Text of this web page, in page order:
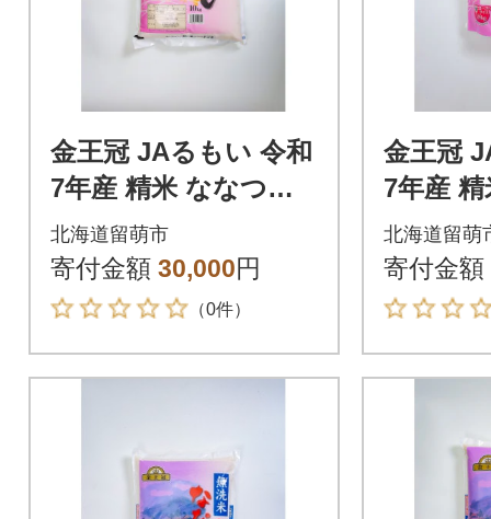
金王冠 JAるもい 令和
7年産 精米 ななつぼ
し 10kg 特A 白米
北海道留萌市
寄付金額 30,000円
（0件）
金王冠
7年産
し
北海道留萌
寄付金額